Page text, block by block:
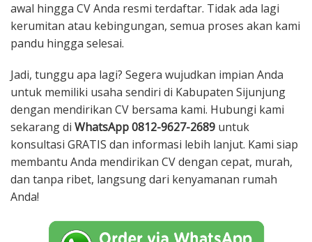
awal hingga CV Anda resmi terdaftar. Tidak ada lagi
kerumitan atau kebingungan, semua proses akan kami
pandu hingga selesai.
Jadi, tunggu apa lagi? Segera wujudkan impian Anda
untuk memiliki usaha sendiri di Kabupaten Sijunjung
dengan mendirikan CV bersama kami. Hubungi kami
sekarang di WhatsApp 0812-9627-2689 untuk
konsultasi GRATIS dan informasi lebih lanjut. Kami siap
membantu Anda mendirikan CV dengan cepat, murah,
dan tanpa ribet, langsung dari kenyamanan rumah
Anda!